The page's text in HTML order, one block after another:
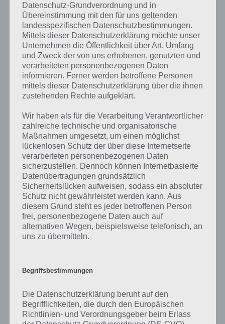
Kurze Begriffserklärung zur Lösung
Tropen
Tropen ist die Lösung für das tägliche Bonus Rätsel am 7.2.2020 in 4
Bilder 1 Wort, doch welche Bedeutung hat dieses eigentlich und was
gibt es dazu zu wissen? Passt das Wort auch zu Indonesien? Zu
bestimmten Lösungen präsentieren wir daher auch immer eine
kurze Begriffserklärung!
Die Tropen bezeichnen bestimmte Regionen der Erde, südlich und
nördlich des Äquators in denen es das ganze Jahr über sehr heiß-
feucht und meistens sonnig ist. In den Tropen findet sich daher eine
sehr reiche Flora und Fauna, vor allem in den tropischen
Regenwäldern. Dort liegt die Luftfeuchtigkeit fast immer über 70 %.
Teile der Tropen befinden sich in Australien, Afrika, Asien und
Südamerika. Prägend sind die konstant heißen Temperaturen, das
Tageszeitenklima und die durch die Passatzirkulation geprägten
Niederschläge. In diesen Gebieten gibt es keine thermischen
Jahreszeiten, da der Stand der Sonne fast immer gleich hoch ist. Die
Temperaturen zwischen 20 und 30 Grad Celsius. Die Temperaturen
Diese Gebiete lassen sich insgesamt in 5 Vegetationszonen einteilen.
Je nachdem, wie den Pflanzen in diesen Zonen ausreichend Wasser
Datenschutz-Grundverordnung und in
Übereinstimmung mit den für uns geltenden
landesspezifischen Datenschutzbestimmungen.
Mittels dieser Datenschutzerklärung möchte unser
Unternehmen die Öffentlichkeit über Art, Umfang
und Zweck der von uns erhobenen, genutzten und
verarbeiteten personenbezogenen Daten
informieren. Ferner werden betroffene Personen
mittels dieser Datenschutzerklärung über die ihnen
zustehenden Rechte aufgeklärt.
Wir haben als für die Verarbeitung Verantwortlicher
zahlreiche technische und organisatorische
Maßnahmen umgesetzt, um einen möglichst
lückenlosen Schutz der über diese Internetseite
verarbeiteten personenbezogenen Daten
sicherzustellen. Dennoch können Internetbasierte
Datenübertragungen grundsätzlich
Sicherheitslücken aufweisen, sodass ein absoluter
Schutz nicht gewährleistet werden kann. Aus
diesem Grund steht es jeder betroffenen Person
frei, personenbezogene Daten auch auf
alternativen Wegen, beispielsweise telefonisch, an
uns zu übermitteln.
Begriffsbestimmungen
Die Datenschutzerklärung beruht auf den
Begrifflichkeiten, die durch den Europäischen
Richtlinien- und Verordnungsgeber beim Erlass